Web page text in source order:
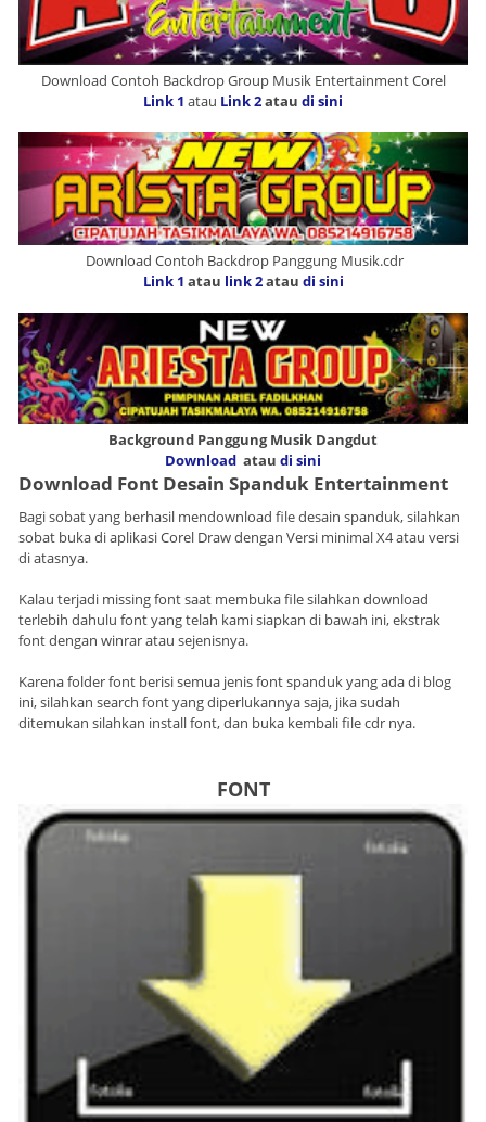
Download Contoh Backdrop Group Musik Entertainment Corel
Link 1 atau Link 2atau di sini
Download Contoh Backdrop Panggung Musik.cdr
Link 1 atau link 2atau di sini
Background Panggung Musik Dangdut
Download atau di sini
Download Font Desain Spanduk Entertainment
Bagi sobat yang berhasil mendownload file desain spanduk, silahkan
sobat buka di aplikasi Corel Draw dengan Versi minimal X4 atau versi
di atasnya.
Kalau terjadi missing font saat membuka file silahkan download
terlebih dahulu font yang telah kami siapkan di bawah ini, ekstrak
font dengan winrar atau sejenisnya.
Karena folder font berisi semua jenis font spanduk yang ada di blog
ini, silahkan search font yang diperlukannya saja, jika sudah
ditemukan silahkan install font, dan buka kembali file cdr nya.
FONT